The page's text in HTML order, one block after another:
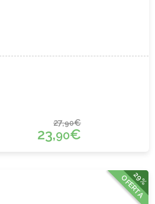
27,90€
23,90€
29%
OFERTA